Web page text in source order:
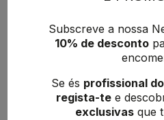
Subscreve a nossa
10% de desconto
Se és profissional
regista-te e
exclusivasque